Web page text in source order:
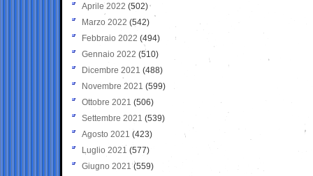
Aprile 2022 (502)
Marzo 2022 (542)
Febbraio 2022 (494)
Gennaio 2022 (510)
Dicembre 2021 (488)
Novembre 2021 (599)
Ottobre 2021 (506)
Settembre 2021 (539)
Agosto 2021 (423)
Luglio 2021 (577)
Giugno 2021(559)